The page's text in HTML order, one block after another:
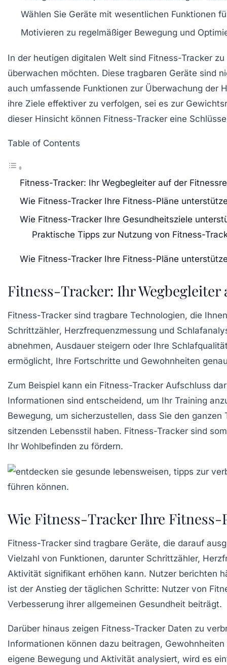
Wählen Sie Geräte mit wesentlichen Funktionen
Motivieren zu regelmäßiger Bewegung und
In der heutigen digitalen Welt sind Fitness-Tracker zu
überwachen möchten. Diese tragbaren Geräte sind
auch umfassende Funktionen zur Überwachung der
ihre Ziele effektiver zu verfolgen, sei es zur
dieser Hinsicht können Fitness-Tracker eine
Table of Contents
Fitness-Tracker: Ihr Wegbegleiter auf der
Wie Fitness-Tracker Ihre Fitness-Pläne
Wie Fitness-Tracker Ihre Gesundheitsziele
Praktische Tipps zur Nutzung von Fitness-
Wie Fitness-Tracker Ihre Fitness-Pläne
Fitness-Tracker: Ihr Wegbegleiter
Fitness-Tracker sind tragbare Technologien, die
Schrittzähler, Herzfrequenzmessung und
abnehmen, Ausdauer steigern oder Ihre
ermöglicht, Ihre Fortschritte und Gewohnheiten
Zum Beispiel kann ein Fitness-Tracker Aufschluss
Informationen sind entscheidend, um Ihr Training
Bewegung, um sicherzustellen, dass Sie den
sitzenden Lebensstil haben. Fitness-Tracker sind
Ihr Wohlbefinden zu fördern.
Wie Fitness-Tracker Ihre
Fitness-Tracker sind tragbare Geräte, die darauf
Vielzahl von Funktionen, darunter Schrittzähler,
Aktivität signifikant erhöhen kann. Nutzer berichten
ist der Anstieg der täglichen Schritte: Nutzer von
Verbesserung ihrer allgemeinen Gesundheit beiträgt.
Darüber hinaus zeigen Fitness-Tracker Daten zu
Informationen können dazu beitragen,
eigene Bewegung und Aktivität analysiert, wird es